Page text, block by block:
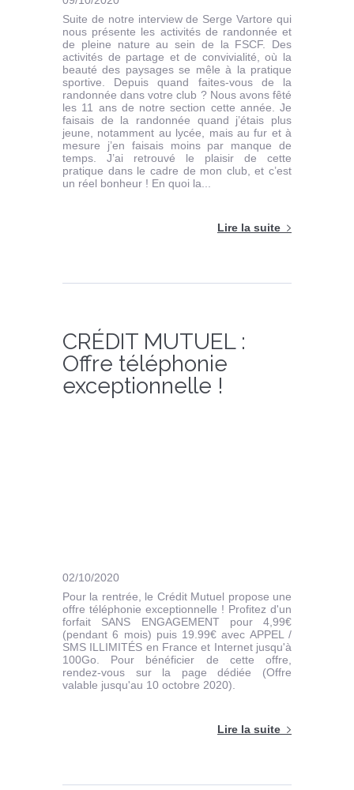
Suite de notre interview de Serge Vartore qui
nous présente les activités de randonnée et
de pleine nature au sein de la FSCF. Des
activités de partage et de convivialité, où la
beauté des paysages se mêle à la pratique
sportive. Depuis quand faites-vous de la
randonnée dans votre club ? Nous avons fêté
les 11 ans de notre section cette année. Je
faisais de la randonnée quand j’étais plus
jeune, notamment au lycée, mais au fur et à
mesure j’en faisais moins par manque de
temps. J’ai retrouvé le plaisir de cette
pratique dans le cadre de mon club, et c’est
un réel bonheur ! En quoi la...
Lire la suite
CRÉDIT MUTUEL :
Offre téléphonie
exceptionnelle !
02/10/2020
Pour la rentrée, le Crédit Mutuel propose une
offre téléphonie exceptionnelle ! Profitez d'un
forfait SANS ENGAGEMENT pour 4,99€
(pendant 6 mois) puis 19.99€ avec APPEL /
SMS ILLIMITÉS en France et Internet jusqu'à
100Go. Pour bénéficier de cette offre,
rendez-vous sur la page dédiée (Offre
valable jusqu'au 10 octobre 2020).
Lire la suite